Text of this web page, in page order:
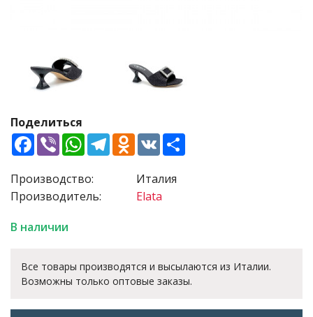
Поделиться
Facebook
ViberWhatsApp
TelegramOdnoklassniki
VK
Производство:
Производитель:
Италия
Elata
В наличии
Все товары производятся и высылаются из Италии.
Возможны только оптовые заказы.